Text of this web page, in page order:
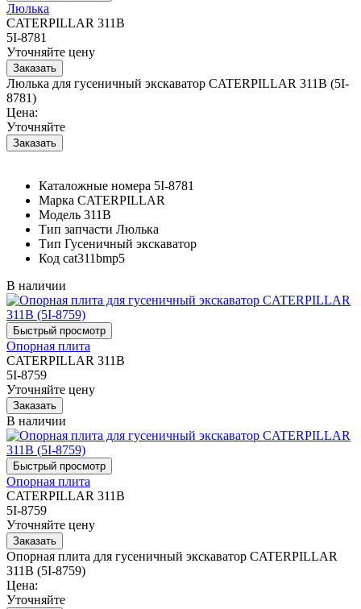
Люлька
CATERPILLAR 311B
5I-8781
Уточняйте цену
Люлька для гусеничный экскаватор CATERPILLAR 311B (5I-
8781)
Цена:
Уточняйте
Каталожные номера 5I-8781
Марка CATERPILLAR
Модель 311B
Тип запчасти Люлька
Тип Гусеничный экскаватор
Код cat311bmp5
В наличии
Опорная плита
CATERPILLAR 311B
5I-8759
Уточняйте цену
В наличии
Опорная плита
CATERPILLAR 311B
5I-8759
Уточняйте цену
Опорная плита для гусеничный экскаватор CATERPILLAR
311B (5I-8759)
Цена:
Уточняйте